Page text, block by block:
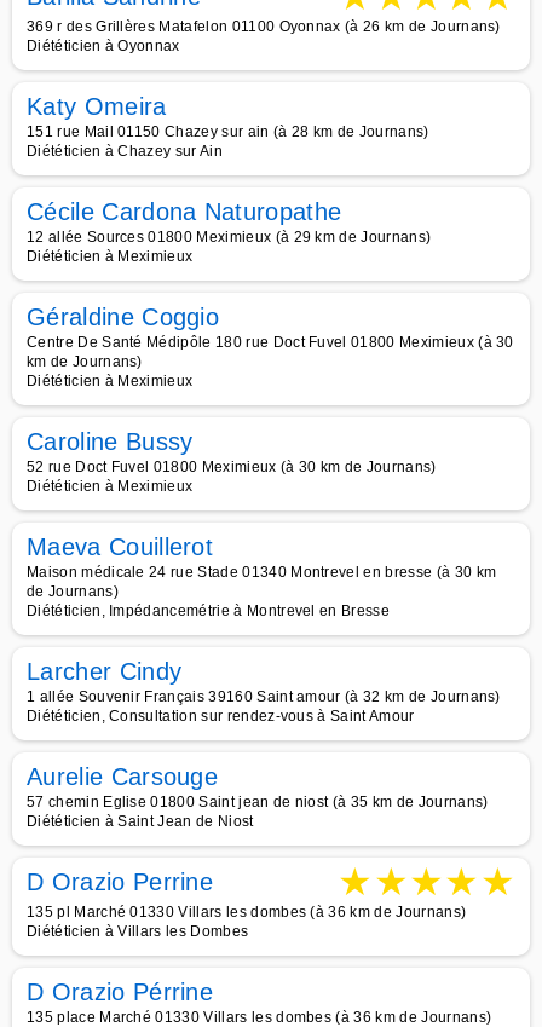
369 r des Grillères Matafelon 01100 Oyonnax (à 26 km de Journans)
Diététicien à Oyonnax
Katy Omeira
151 rue Mail 01150 Chazey sur ain (à 28 km de Journans)
Diététicien à Chazey sur Ain
Cécile Cardona Naturopathe
12 allée Sources 01800 Meximieux (à 29 km de Journans)
Diététicien à Meximieux
Géraldine Coggio
Centre De Santé Médipôle 180 rue Doct Fuvel 01800 Meximieux (à 30
km de Journans)
Diététicien à Meximieux
Caroline Bussy
52 rue Doct Fuvel 01800 Meximieux (à 30 km de Journans)
Diététicien à Meximieux
Maeva Couillerot
Maison médicale 24 rue Stade 01340 Montrevel en bresse (à 30 km
de Journans)
Diététicien, Impédancemétrie à Montrevel en Bresse
Larcher Cindy
1 allée Souvenir Français 39160 Saint amour (à 32 km de Journans)
Diététicien, Consultation sur rendez-vous à Saint Amour
Aurelie Carsouge
57 chemin Eglise 01800 Saint jean de niost (à 35 km de Journans)
Diététicien à Saint Jean de Niost
D Orazio Perrine ★★★★★
135 pl Marché 01330 Villars les dombes (à 36 km de Journans)
Diététicien à Villars les Dombes
D Orazio Pérrine
135 place Marché 01330 Villars les dombes (à 36 km de Journans)